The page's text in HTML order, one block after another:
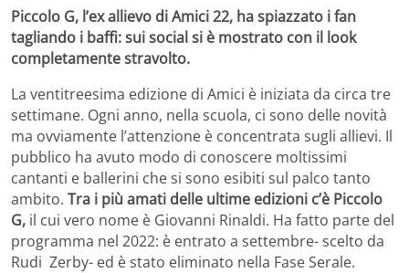
Piccolo G, l’ex allievo di Amici 22, ha spiazzato i fan
tagliando i baffi: sui social si è mostrato con il look
completamente stravolto.
La ventitreesima edizione di Amici è iniziata da circa tre
settimane. Ogni anno, nella scuola, ci sono delle novità
ma ovviamente l’attenzione è concentrata sugli allievi. Il
pubblico ha avuto modo di conoscere moltissimi
cantanti e ballerini che si sono esibiti sul palco tanto
ambito. Tra i più amati delle ultime edizioni c’è Piccolo
G, il cui vero nome è Giovanni Rinaldi. Ha fatto parte del
programma nel 2022: è entrato a settembre- scelto da
Rudi Zerby- ed è stato eliminato nella Fase Serale.